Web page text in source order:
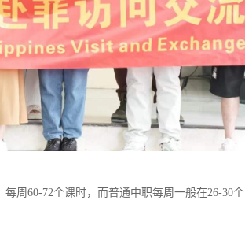
周60-72个课时，而普通中职每周一般在26-30个